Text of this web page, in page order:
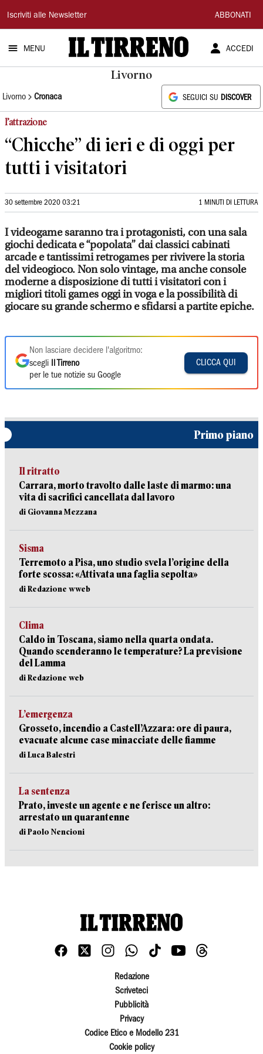
Il
Tirreno
Iscriviti alle Newsletter ABBONATI
MENU ACCEDI
Livorno
Livorno Cronaca SEGUICI SU DISCOVER
l’attrazione
“Chicche” di ieri e di oggi per
tutti i visitatori
30 settembre 2020 03:21 1 MINUTI DI LETTURA
I videogame saranno tra i protagonisti, con una sala
giochi dedicata e “popolata” dai classici cabinati
arcade e tantissimi retrogames per rivivere la storia
del videogioco. Non solo vintage, ma anche console
moderne a disposizione di tutti i visitatori con i
migliori titoli games oggi in voga e la possibilità di
giocare su grande schermo e sfidarsi a partite epiche.
Non lasciare decidere l'algoritmo:
scegli
Il Tirreno
per le tue notizie su Google
CLICCA QUI
Primo piano
Il ritratto
Carrara, morto travolto dalle laste di marmo: una
vita di sacrifici cancellata dal lavoro
di Giovanna Mezzana
Sisma
Terremoto a Pisa, uno studio svela l’origine della
forte scossa: «Attivata una faglia sepolta»
di Redazione wweb
Clima
Caldo in Toscana, siamo nella quarta ondata.
Quando scenderanno le temperature? La previsione
del Lamma
di Redazione web
L’emergenza
Grosseto, incendio a Castell’Azzara: ore di paura,
evacuate alcune case minacciate delle fiamme
di Luca Balestri
La sentenza
Prato, investe un agente e ne ferisce un altro:
arrestato un quarantenne
di Paolo Nencioni
Redazione
Scriveteci
Pubblicità
Privacy
Codice Etico e Modello 231
Cookie policy